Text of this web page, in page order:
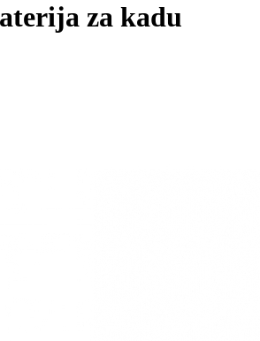
za kadu